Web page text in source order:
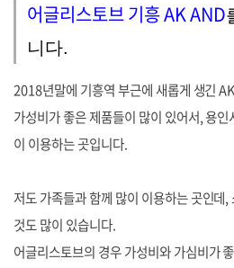
어글리스토브 기흥 AK AND
니다.
2018년말에 기흥역 부근에 새롭게 생긴
가성비가 좋은 제품들이 많이 있어서, 용
이 이용하는 곳입니다.
저도 가족들과 함께 많이 이용하는 곳인데
것도 많이 있습니다.
어글리스토브의 경우 가성비와 가심비가